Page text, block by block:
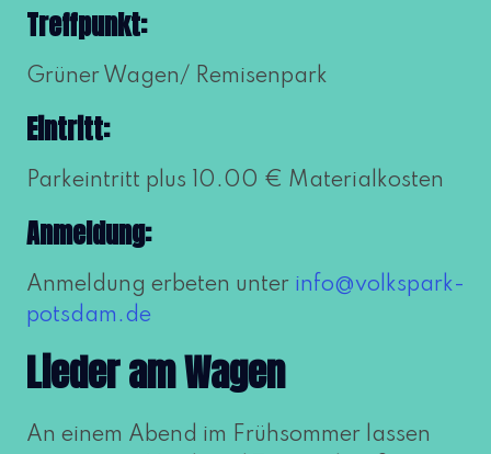
Treffpunkt:
Grüner Wagen/ Remisenpark
Eintritt:
Parkeintritt plus 10.00 € Materialkosten
Anmeldung:
Anmeldung erbe­ten unter info@​volkspark-​
potsdam.​de
Lieder am Wagen
An einem Abend im Frühsommer las­sen